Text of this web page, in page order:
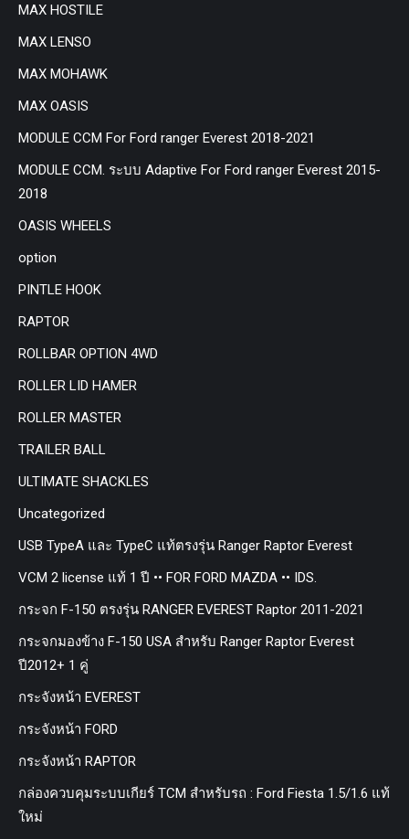
MAX HOSTILE
MAX LENSO
MAX MOHAWK
MAX OASIS
MODULE CCM For Ford ranger Everest 2018-2021
MODULE CCM. ระบบ Adaptive For Ford ranger Everest 2015-
2018
OASIS WHEELS
option
PINTLE HOOK
RAPTOR
ROLLBAR OPTION 4WD
ROLLER LID HAMER
ROLLER MASTER
TRAILER BALL
ULTIMATE SHACKLES
Uncategorized
USB TypeA และ TypeC แท้ตรงรุ่น Ranger Raptor Everest
VCM 2 license แท้ 1 ปี •• FOR FORD MAZDA •• IDS.
กระจก F-150 ตรงรุ่น RANGER EVEREST Raptor 2011-2021
กระจกมองข้าง F-150 USA สำหรับ Ranger Raptor Everest
ปี2012+ 1 คู่
กระจังหน้า EVEREST
กระจังหน้า FORD
กระจังหน้า RAPTOR
กล่องควบคุมระบบเกียร์ TCM สำหรับรถ : Ford Fiesta 1.5/1.6 แท้
ใหม่